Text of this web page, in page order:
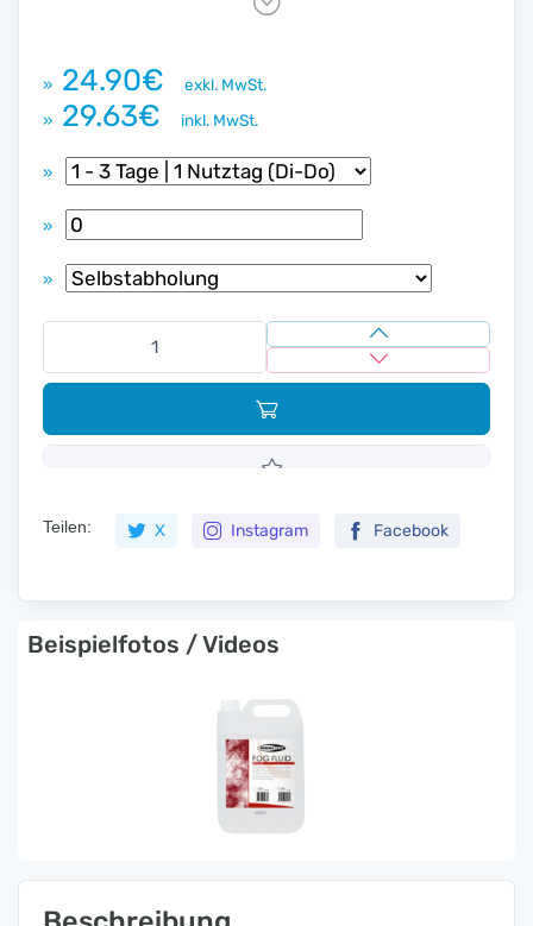
N
» 24.90€
exkl. MwSt.
» 29.63€ inkl. MwSt.
»
»
»
Teilen: X Instagram Facebook
Beispielfotos / Videos